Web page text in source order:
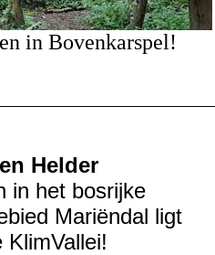
in Bovenkarspel!
Helder
in het bosrijke
Mariëndal ligt
KlimVallei!